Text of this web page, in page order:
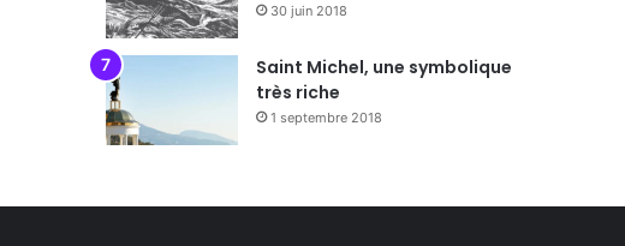
30 juin 2018
Saint Michel, une symbolique
très riche
1 septembre 2018